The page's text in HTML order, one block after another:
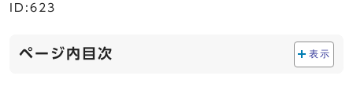
ID:623
ページ内目次 表示